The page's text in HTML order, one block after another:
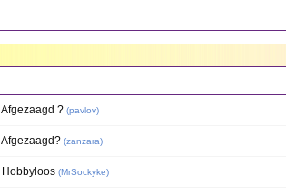
Afgezaagd ? (pavlov)
Afgezaagd? (zanzara)
Hobbyloos (MrSockyke)